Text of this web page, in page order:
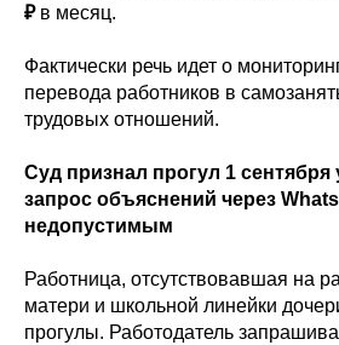
₽в месяц.
Фактически речь идет о
перевода работников в
трудовых отношений.
Суд признал прогул 1
запрос объяснений через
недопустимым
Работница, отсутствовавшая на
матери и школьной линейки
прогулы. Работодатель